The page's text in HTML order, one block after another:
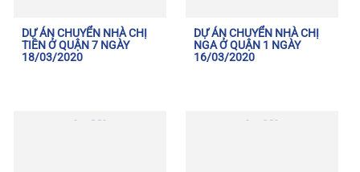
DỰ ÁN CHUYỂN NHÀ CHỊ
TIÊN Ở QUẬN 7 NGÀY
18/03/2020
DỰ ÁN CHUYỂN NHÀ CHỊ
NGA Ở QUẬN 1 NGÀY
16/03/2020